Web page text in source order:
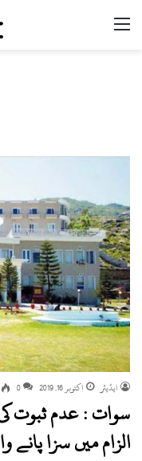
ایڈیٹر اکتوبر 16, 2019 0
سوات : عدم ثبوت
الزام میں سزا پانے